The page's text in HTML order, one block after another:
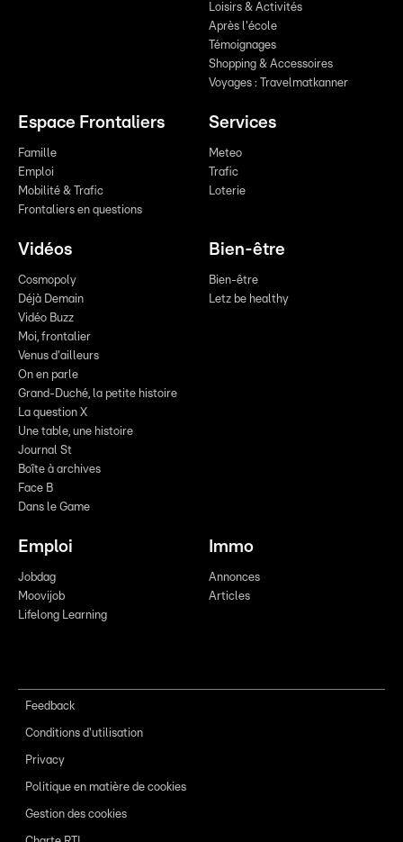
Loisirs & Activités
Après l'école
Témoignages
Shopping & Accessoires
Voyages : Travelmatkanner
Espace Frontaliers
Famille
Emploi
Mobilité & Trafic
Frontaliers en questions
Services
Meteo
Trafic
Loterie
Vidéos
Cosmopoly
Déjà Demain
Vidéo Buzz
Moi, frontalier
Venus d'ailleurs
On en parle
Grand-Duché, la petite histoire
La question X
Une table, une histoire
Journal St
Boîte à archives
Face B
Dans le Game
Bien-être
Bien-être
Letz be healthy
Emploi
Jobdag
Moovijob
Lifelong Learning
Immo
Annonces
Articles
Feedback
Conditions d'utilisation
Privacy
Politique en matière de cookies
Gestion des cookies